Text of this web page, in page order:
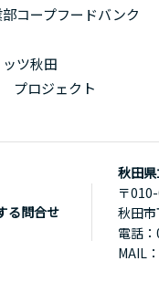
コープフードバンク
ツ秋田
ロジェクト
る問合せ
秋田
〒
秋田
電話
MAIL